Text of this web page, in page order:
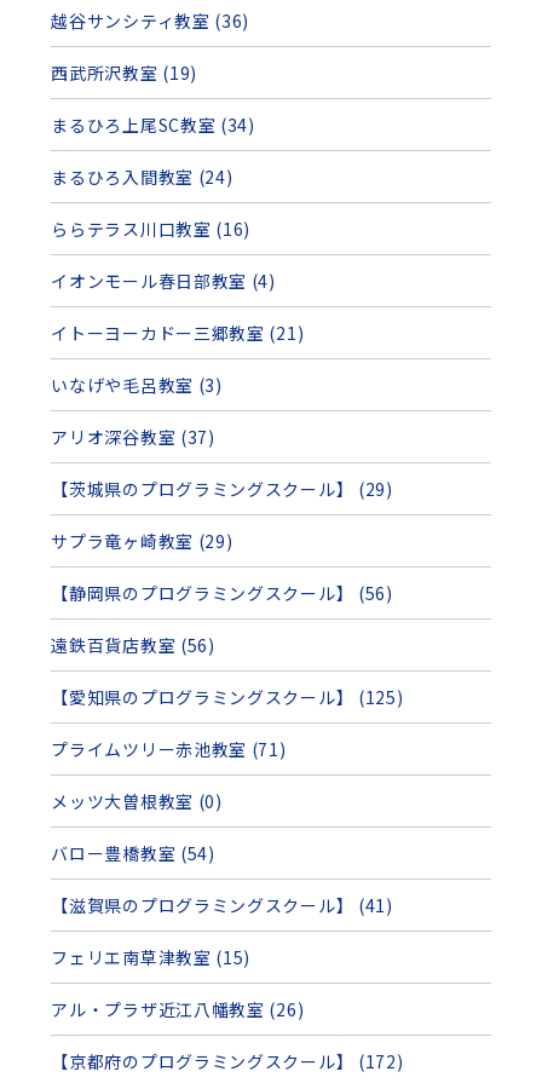
越谷サンシティ教室 (36)
西武所沢教室 (19)
まるひろ上尾SC教室 (34)
まるひろ入間教室 (24)
ららテラス川口教室 (16)
イオンモール春日部教室 (4)
イトーヨーカドー三郷教室 (21)
いなげや毛呂教室 (3)
アリオ深谷教室 (37)
【茨城県のプログラミングスクール】 (29)
サプラ竜ヶ崎教室 (29)
【静岡県のプログラミングスクール】 (56)
遠鉄百貨店教室 (56)
【愛知県のプログラミングスクール】 (125)
プライムツリー赤池教室 (71)
メッツ大曽根教室 (0)
バロー豊橋教室 (54)
【滋賀県のプログラミングスクール】 (41)
フェリエ南草津教室 (15)
アル・プラザ近江八幡教室 (26)
【京都府のプログラミングスクール】 (172)